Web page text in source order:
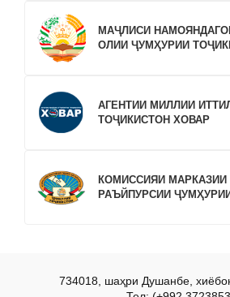
МАҶЛИСИ
ОЛИИ ҶУМҲУРИИ
АГЕНТИИ МИЛЛИИ
ТОҶИКИСТОН ХОВАР
КОМИССИЯИ МАРКАЗИИ
РАЪЙПУРСИИ
734018, шаҳри Душанбе,